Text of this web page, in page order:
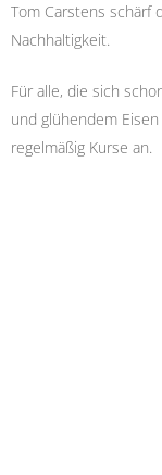
Tom Carstens schärf
Nachhaltigkeit.
Für alle, die sich
und glühendem
regelmäßig Kurse an.